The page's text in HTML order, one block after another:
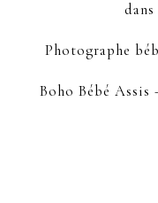
Photographe
Boho Bébé